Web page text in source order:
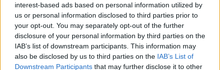
interest-based ads based on personal information utilized by
us or personal information disclosed to third parties prior to
your opt-out. You may separately opt-out of the further
disclosure of your personal information by third parties on the
IAB’s list of downstream participants. This information may
also be disclosed by us to third parties on the IAB’s List of
Downstream Participants that may further disclose it to other
Cum verifici dacă ai datorii la Primărie?
Metoda prin care afli online dacă ai
restanțe la taxe și impozite
Regula pe care mulți români din